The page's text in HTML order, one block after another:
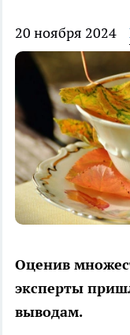
20 ноября 2024
Оценив
эксперты
выводам.